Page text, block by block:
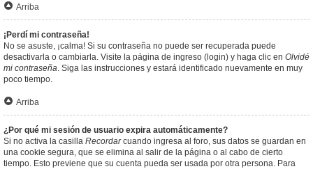
Arriba
¡Perdí mi contraseña!
No se asuste, ¡calma! Si su contraseña no puede ser recuperada puede
desactivarla o cambiarla. Visite la página de ingreso (login) y haga clic en Olvidé
mi contraseña. Siga las instrucciones y estará identificado nuevamente en muy
poco tiempo.
Arriba
¿Por qué mi sesión de usuario expira automáticamente?
Si no activa la casilla Recordarcuando ingresa al foro, sus datos se guardan en
una cookie segura, que se elimina al salir de la página o al cabo de cierto
tiempo. Esto previene que su cuenta pueda ser usada por otra persona. Para